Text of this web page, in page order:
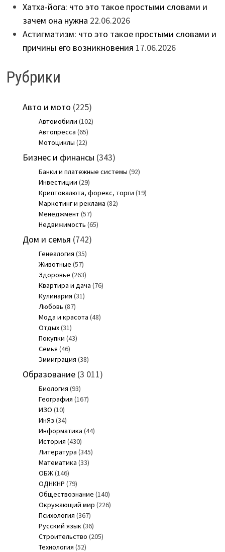
Хатха-йога: что это такое простыми словами и
зачем она нужна 22.06.2026
Астигматизм: что это такое простыми словами и
причины его возникновения 17.06.2026
Рубрики
Авто и мото (225)
Автомобили (102)
Автопресса (65)
Мотоциклы (22)
Бизнес и финансы (343)
Банки и платежные системы (92)
Инвестиции (29)
Криптовалюта, форекс, торги (19)
Маркетинг и реклама (82)
Менеджмент(57)
Недвижимость (65)
Дом и семья (742)
Генеалогия (35)
Животные (57)
Здоровье (263)
Квартира и дача (76)
Кулинария (31)
Любовь (87)
Мода и красота (48)
Отдых(31)
Покупки (43)
Семья (46)
Эммиграция (38)
Образование(3 011)
Биология (93)
География (167)
ИЗО (10)
ИнЯз (34)
Информатика (44)
История (430)
Литература (345)
Математика (33)
ОБЖ(146)
ОДНКНР (79)
Обществознание (140)
Окружающий мир (226)
Психология (367)
Русский язык(36)
Строительство (205)
Технология (52)